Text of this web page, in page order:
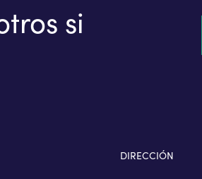
si
DIRECCIÓN